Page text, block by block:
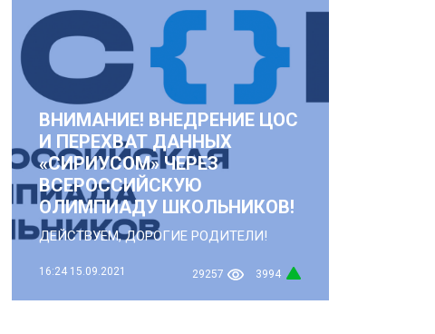
ВНИМАНИЕ! ВНЕДРЕНИЕ ЦОС
И ПЕРЕХВАТ ДАННЫХ
«СИРИУСОМ» ЧЕРЕЗ
ВСЕРОССИЙСКУЮ
ОЛИМПИАДУ ШКОЛЬНИКОВ!
ДЕЙСТВУЕМ, ДОРОГИЕ РОДИТЕЛИ!
16:24 15.09.2021 29257 3994